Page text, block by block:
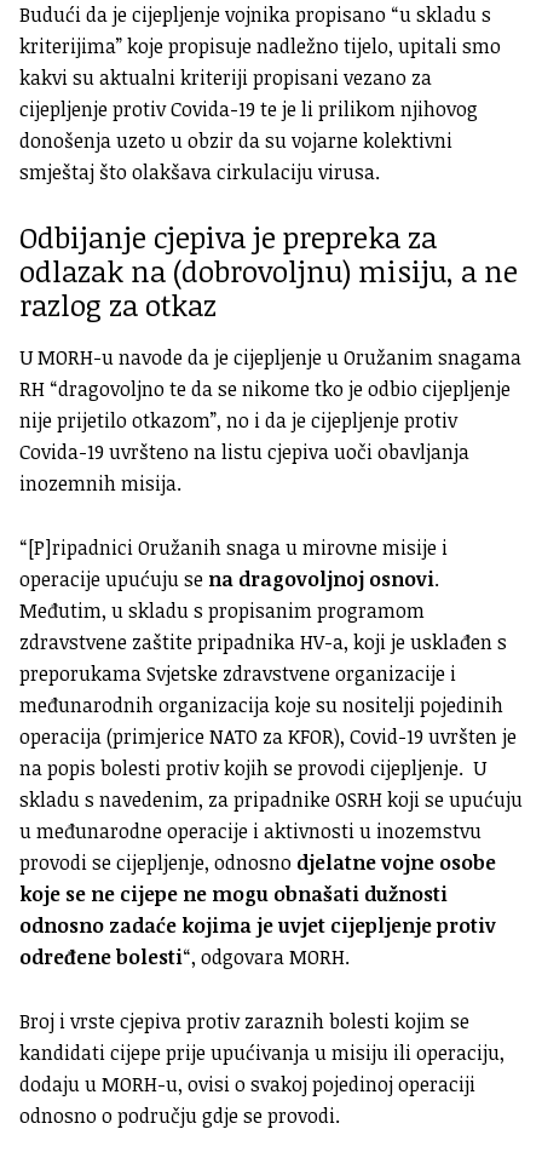
Budući da je cijepljenje vojnika propisano “u skladu s
kriterijima” koje propisuje nadležno tijelo, upitali smo
kakvi su aktualni kriteriji propisani vezano za
cijepljenje protiv Covida-19 te je li prilikom njihovog
donošenja uzeto u obzir da su vojarne kolektivni
smještaj što olakšava cirkulaciju virusa.
Odbijanje cjepiva je prepreka za
odlazak na (dobrovoljnu) misiju, a ne
razlog za otkaz
U MORH-u navode da je cijepljenje u Oružanim snagama
RH “dragovoljno te da se nikome tko je odbio cijepljenje
nije prijetilo otkazom”, no i da je cijepljenje protiv
Covida-19 uvršteno na listu cjepiva uoči obavljanja
inozemnih misija.
“[P]ripadnici Oružanih snaga u mirovne misije i
operacije upućuju se na dragovoljnoj osnovi.
Međutim, u skladu s propisanim programom
zdravstvene zaštite pripadnika HV-a, koji je usklađen s
preporukama Svjetske zdravstvene organizacije i
međunarodnih organizacija koje su nositelji pojedinih
operacija (primjerice NATO za KFOR), Covid-19 uvršten je
na popis bolesti protiv kojih se provodi cijepljenje. U
skladu s navedenim, za pripadnike OSRH koji se upućuju
u međunarodne operacije i aktivnosti u inozemstvu
provodi se cijepljenje, odnosno djelatne vojne osobe
koje se ne cijepe ne mogu obnašati dužnosti
odnosno zadaće kojima je uvjet cijepljenje protiv
određene bolesti“, odgovara MORH.
Broj i vrste cjepiva protiv zaraznih bolesti kojim se
kandidati cijepe prije upućivanja u misiju ili operaciju,
dodaju u MORH-u, ovisi o svakoj pojedinoj operaciji
odnosno o području gdje se provodi.